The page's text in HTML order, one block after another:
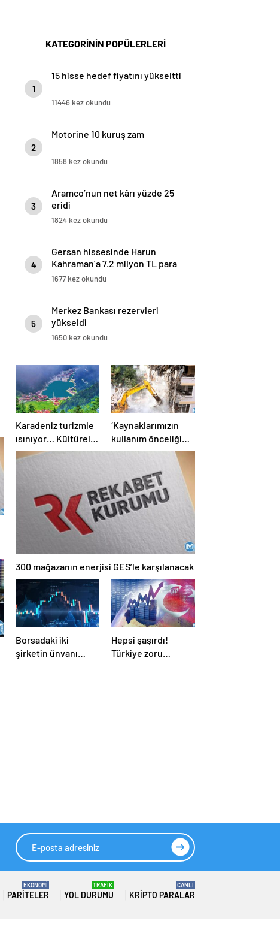
KATEGORİNİN POPÜLERLERİ
1
15 hisse hedef fiyatını yükseltti
11446 kez okundu
2
Motorine 10 kuruş zam
1858 kez okundu
3
Aramco’nun net kârı yüzde 25
eridi
1824 kez okundu
4
Gersan hissesinde Harun
Kahraman’a 7.2 milyon TL para
cezası
1677 kez okundu
5
Merkez Bankası rezervleri
yükseldi
1650 kez okundu
Karadeniz turizmle
ısınıyor… Kültürel
ve doğal mirasıyla
konumunda
‘Kaynaklarımızın
kullanım önceliği
deprem olmalı’
300 mağazanın enerjisi GES’le karşılanacak
Borsadaki iki
şirketin ünvanı
Hepsi şaşırdı!
Türkiye zoru
PARITELER
EKONOMİ
YOL DURUMU
TRAFİK
KRIPTO PARALAR
CANLI